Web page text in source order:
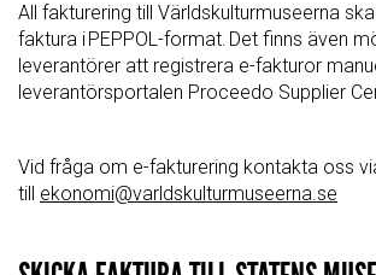
All fakturering till Världskulturmuseerna
faktura i PEPPOL-format. Det finns även
leverantörer att registrera e-fakturor
leverantörsportalen Proceedo Supplier
Vid fråga om e-fakturering kontakta oss
till ekonomi@varldskulturmuseerna.se